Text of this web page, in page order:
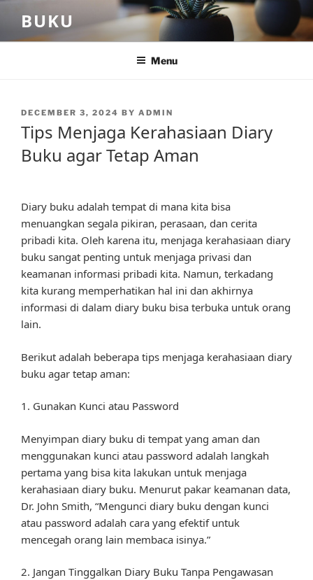
content
BUKU
Menu
POSTED
ON
DECEMBER 3, 2024 BY ADMIN
Tips Menjaga Kerahasiaan Diary
Buku agar Tetap Aman
Diary buku adalah tempat di mana kita bisa
menuangkan segala pikiran, perasaan, dan cerita
pribadi kita. Oleh karena itu, menjaga kerahasiaan diary
buku sangat penting untuk menjaga privasi dan
keamanan informasi pribadi kita. Namun, terkadang
kita kurang memperhatikan hal ini dan akhirnya
informasi di dalam diary buku bisa terbuka untuk orang
lain.
Berikut adalah beberapa tips menjaga kerahasiaan diary
buku agar tetap aman:
1. Gunakan Kunci atau Password
Menyimpan diary buku di tempat yang aman dan
menggunakan kunci atau password adalah langkah
pertama yang bisa kita lakukan untuk menjaga
kerahasiaan diary buku. Menurut pakar keamanan data,
Dr. John Smith, “Mengunci diary buku dengan kunci
atau password adalah cara yang efektif untuk
mencegah orang lain membaca isinya.”
2. Jangan Tinggalkan Diary Buku Tanpa Pengawasan